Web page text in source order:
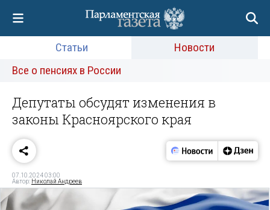
Статьи
Новости
Все о пенсиях в России
Депутаты обсудят изменения в
законы Красноярского края
07.10.2024 03:00
Автор: Николай Андреев